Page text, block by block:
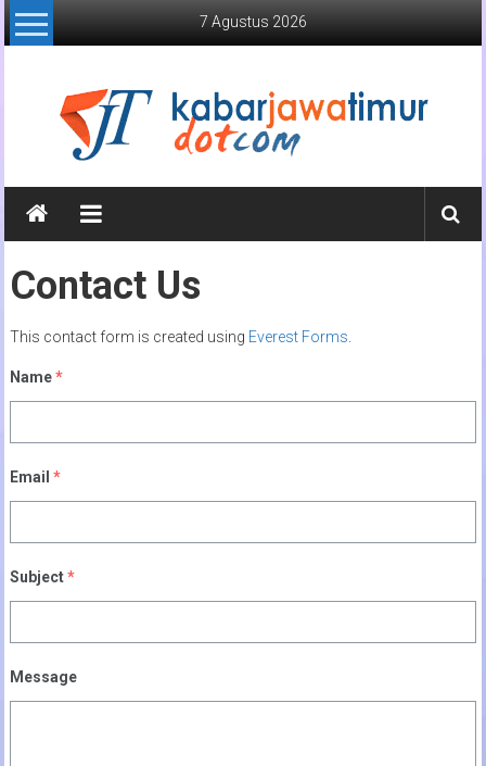
Lompat
ke
7 Agustus 2026
Kabar
Jawa
Timur
Online
Timur
Contact Us
This contact form is created using Everest Forms.
Name*
Email *
Subject*
Message